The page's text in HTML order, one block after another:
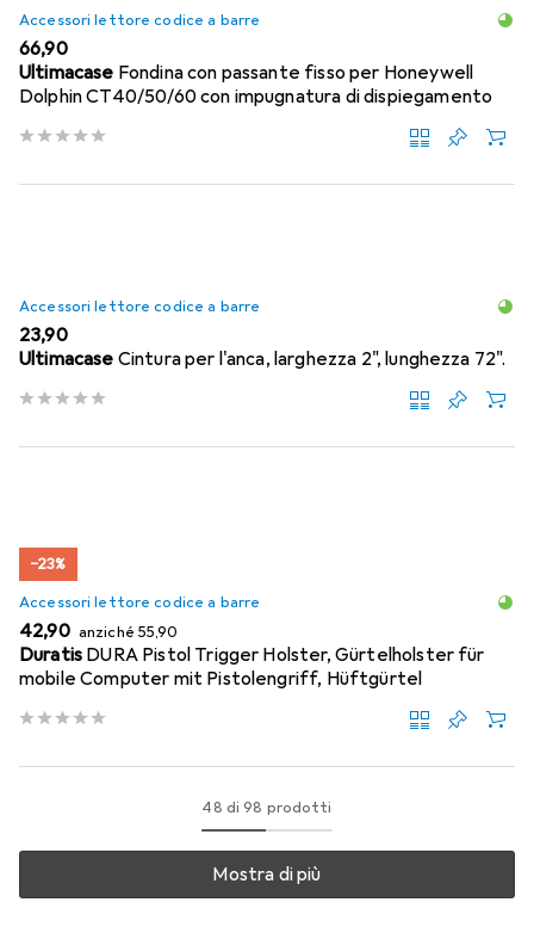
Accessori lettore codice a barre
EUR
66,90
Ultimacase Fondina con passante fisso per Honeywell
Dolphin CT40/50/60 con impugnatura di dispiegamento
Accessori lettore codice a barre
EUR
23,90
Ultimacase Cintura per l'anca, larghezza 2", lunghezza 72".
−23%
Accessori lettore codice a barre
EUR
42,90 anziché EUR
55,90
Duratis DURA Pistol Trigger Holster, Gürtelholster für
mobile Computer mit Pistolengriff, Hüftgürtel
48 di 98 prodotti
Mostra di più